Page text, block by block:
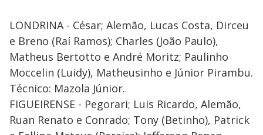
LONDRINA - César; Alemão, Lucas Costa, Dirceu
e Breno (Raí Ramos); Charles (João Paulo),
Matheus Bertotto e André Moritz; Paulinho
Moccelin (Luidy), Matheusinho e Júnior Pirambu.
Técnico: Mazola Júnior.
FIGUEIRENSE - Pegorari; Luis Ricardo, Alemão,
Ruan Renato e Conrado; Tony (Betinho), Patrick